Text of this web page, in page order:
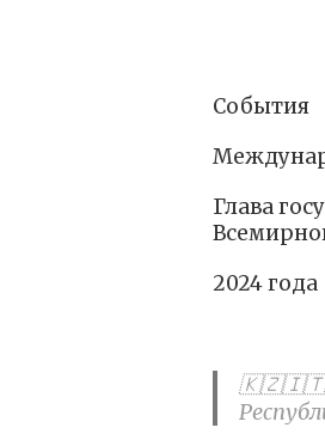
События
Глава
2024 года